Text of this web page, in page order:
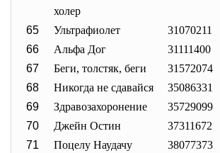
холер
65 Ультрафиолет 31070211
66
Альфа Дог 31111400
67
Беги, толстяк, беги 31572074
68
Никогда не сдавайся 35086331
69
Здравозахоронение 35729099
70
Джейн Остин 37311672
71
Поцелу Наудачу 38077373